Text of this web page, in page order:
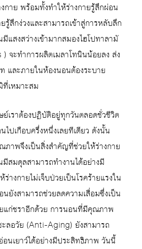
าย พร้อมทั้งทำให้ร่างกายรู้สึกผ่อน
รู้สึกง่วงและสามารถเข้าสู่การหลับลึก
แสงสว่างเข้ามากสมองไฮโปทาลามั
จะทำการผลิตเมลาโทนินน้อยลง ส่ง
และภายในห้องนอนต้องระบาย
เหมาะสม
เราต้องปฏิบัติอยู่ทุกวันตลอดชั่วชีวิต
ไปเกือบครึ่งหนึ่งเลยทีเดียว ดังนั้น
าพจึงเป็นสิ่งสำคัญที่ช่วยให้ร่างกาย
สมดุลสามารถทำงานได้อย่างมี
างกายไม่เจ็บป่วยเป็นโรคร้ายแรงใน
ยังสามารถช่วยลดความเสื่อมซึ่งเป็น
แก่ชราอีกด้วย การนอนที่มีคุณภาพ
ลอวัย (Anti-Aging) ยังสามารถ
อนเยาว์ได้อย่างมีประสิทธิภาพ วันนี้